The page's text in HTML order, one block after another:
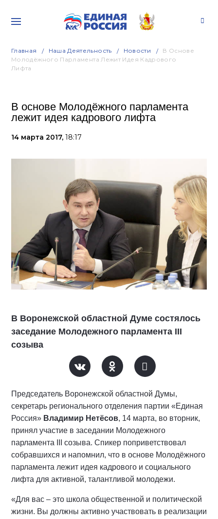
Главная Наша Деятельность Новости
В Основе
Молодёжного Парламента Лежит Идея Кадрового
Лифта
В основе Молодёжного парламента
лежит идея кадрового лифта
14 марта 2017, 18:17
В Воронежской областной Думе состялось
заседание Молодежного парламента III
созыва
Председатель Воронежской областной Думы,
секретарь регионального отделения партии «Единая
Россия» Владимир Нетёсов, 14 марта, во вторник,
принял участие в заседании Молодежного
парламента III созыва. Спикер поприветствовал
собравшихся и напомнил, что в основе Молодёжного
парламента лежит идея кадрового и социального
лифта для активной, талантливой молодежи.
«Для вас – это школа общественной и политической
жизни. Вы должны активно участвовать в реализации